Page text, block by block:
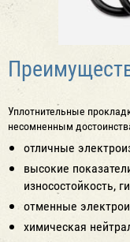
Уплотнительные
несомненным
отличные
высокие
износостойкость,
отменные
химическая